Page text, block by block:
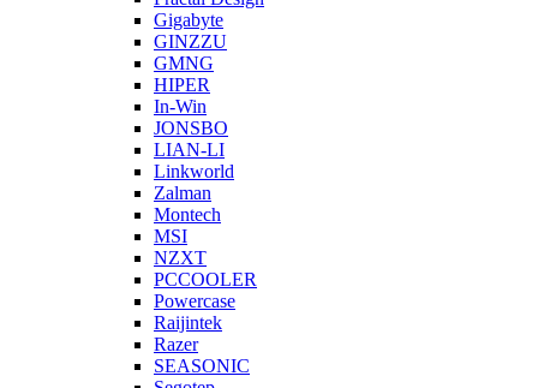
Gigabyte
GINZZU
GMNG
HIPER
In-Win
JONSBO
LIAN-LI
Linkworld
Zalman
Montech
MSI
NZXT
PCCOOLER
Powercase
Raijintek
Razer
SEASONIC